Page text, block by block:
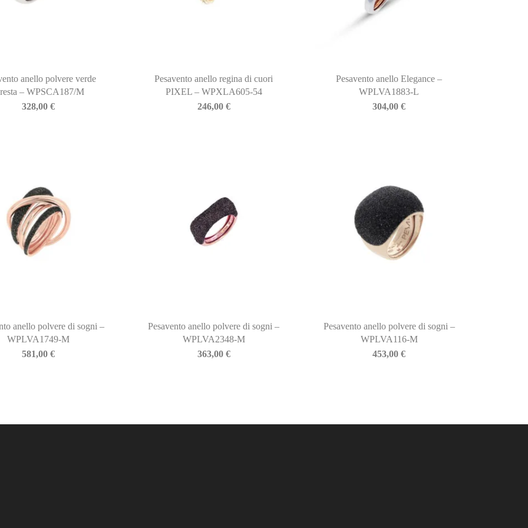
anello polvere verde
– WPSCA187/M
328,00€
Pesavento anello regina di cuori
PIXEL – WPXLA605-54
246,00 €
Pesavento anello Elegance –
WPLVA1883-L
304,00€
anello polvere di sogni –
WPLVA1749-M
581,00€
Pesavento anello polvere di sogni –
WPLVA2348-M
363,00 €
Pesavento anello polvere di sogni –
WPLVA116-M
453,00€